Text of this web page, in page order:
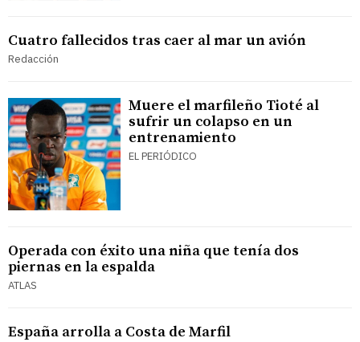
Cuatro fallecidos tras caer al mar un avión
Redacción
Muere el marfileño Tioté al
sufrir un colapso en un
entrenamiento
EL PERIÓDICO
Operada con éxito una niña que tenía dos
piernas en la espalda
ATLAS
España arrolla a Costa de Marfil